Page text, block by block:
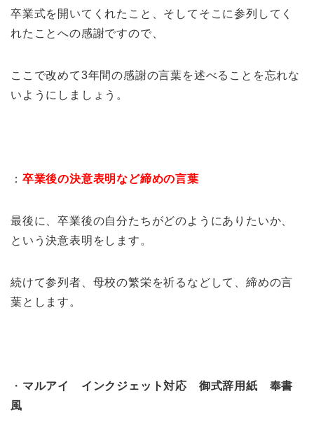
卒業式を開いてくれたこと、そしてそこに参列してく
れたことへの感謝ですので、
ここで改めて3年間の感謝の言葉を述べることを忘れな
いようにしましょう。
： 卒業後の決意表明など締めの言葉
最後に、卒業後の自分たちがどのようにありたいか、
という決意表明をします。
続けて参列者、母校の繁栄を祈るなどして、締めの言
葉とします。
・ マルアイ インクジェット対応 御式辞用紙 奉書
風